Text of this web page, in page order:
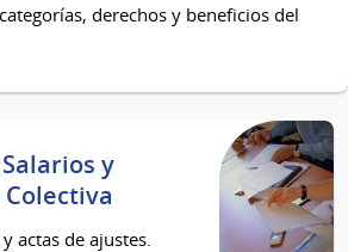
derechos y beneficios del
y
actas de ajustes.